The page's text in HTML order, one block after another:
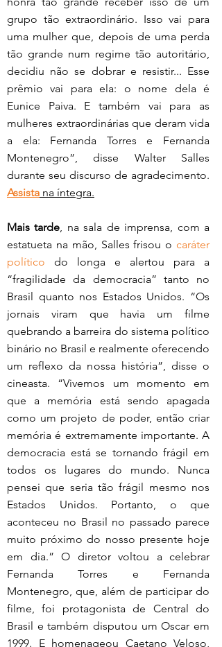
grupo tão extraordinário. Isso vai para
uma mulher que, depois de uma perda
tão grande num regime tão autoritário,
decidiu não se dobrar e resistir... Esse
prêmio vai para ela: o nome dela é
Eunice Paiva. E também vai para as
mulheres extraordinárias que deram vida
a ela: Fernanda Torres e Fernanda
Montenegro”, disse Walter Salles
Assista na íntegra.
Mais tarde , na sala de imprensa, com a
estatueta na mão, Salles frisou o caráter
político do longa e alertou para a
“fragilidade da democracia” tanto no
Brasil quanto nos Estados Unidos. “Os
jornais viram que havia um filme
quebrando a barreira do sistema político
binário no Brasil e realmente oferecendo
um reflexo da nossa história”, disse o
cineasta. “Vivemos um momento em
que a memória está sendo apagada
como um projeto de poder, então criar
memória é extremamente importante. A
democracia está se tornando frágil em
todos os lugares do mundo. Nunca
pensei que seria tão frágil mesmo nos
Estados Unidos. Portanto, o que
aconteceu no Brasil no passado parece
muito próximo do nosso presente hoje
em dia.” O diretor voltou a celebrar
Fernanda Torres e Fernanda
Montenegro, que, além de participar do
filme, foi protagonista de Central do
Brasil e também disputou um Oscar em
1999. E homenageou Caetano Veloso,